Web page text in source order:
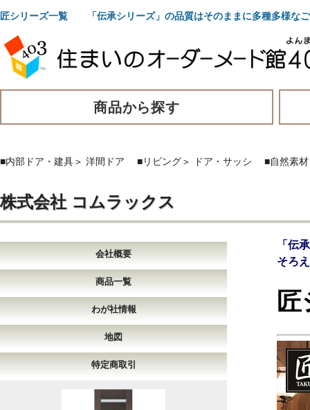
匠シリーズ一覧 「伝承シリーズ」の品質はそのままに多種多様な
商品から探す
■内部ドア・建具＞ 洋間ドア ■リビング＞ ドア・サッシ ■自然素材
株式会社 コムラックス
会社概要
商品一覧
わが社情報
地図
特定商取引
「伝
そろ